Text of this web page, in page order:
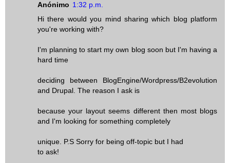
Anónimo 1:32 p.m.
Hi there would you mind sharing which blog platform
you're working with?
I'm planning to start my own blog soon but I'm having a
hard time
deciding between BlogEngine/Wordpress/B2evolution
and Drupal. The reason I ask is
because your layout seems different then most blogs
and I'm looking for something completely
unique. P.S Sorry for being off-topic but I had
to ask!